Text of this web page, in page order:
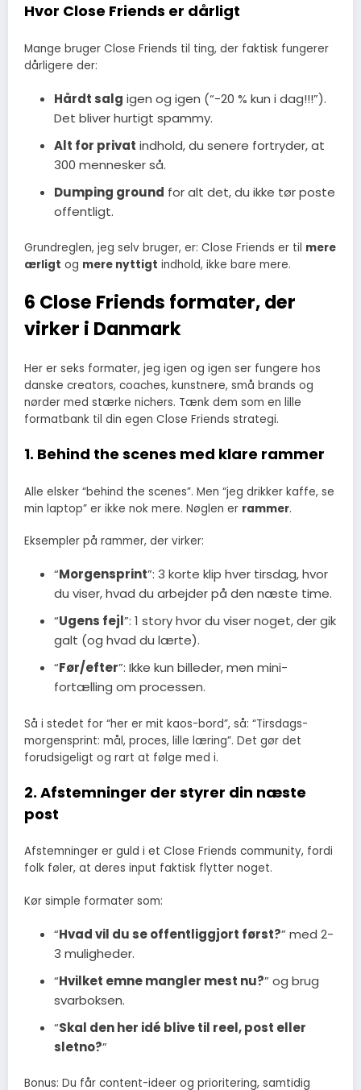
Hvor Close Friends er dårligt
Mange bruger Close Friends til ting, der faktisk fungerer
dårligere der:
Hårdt salg igen og igen (“-20 % kun i dag!!!”).
Det bliver hurtigt spammy.
Alt for privat indhold, du senere fortryder, at
300 mennesker så.
Dumping ground for alt det, du ikke tør poste
offentligt.
Grundreglen, jeg selv bruger, er: Close Friends er til mere
ærligt og mere nyttigt indhold, ikke bare mere.
6 Close Friends formater, der
virker i Danmark
Her er seks formater, jeg igen og igen ser fungere hos
danske creators, coaches, kunstnere, små brands og
nørder med stærke nichers. Tænk dem som en lille
formatbank til din egen Close Friends strategi.
1. Behind the scenes med klare rammer
Alle elsker “behind the scenes”. Men “jeg drikker kaffe, se
min laptop” er ikke nok mere. Nøglen er rammer.
Eksempler på rammer, der virker:
“Morgensprint”: 3 korte klip hver tirsdag, hvor
du viser, hvad du arbejder på den næste time.
“Ugens fejl”: 1 story hvor du viser noget, der gik
galt (og hvad du lærte).
“Før/efter”: Ikke kun billeder, men mini-
fortælling om processen.
Så i stedet for “her er mit kaos-bord”, så: “Tirsdags-
morgensprint: mål, proces, lille læring”. Det gør det
forudsigeligt og rart at følge med i.
2. Afstemninger der styrer din næste
post
Afstemninger er guld i et Close Friends community, fordi
folk føler, at deres input faktisk flytter noget.
Kør simple formater som:
“Hvad vil du se offentliggjort først?” med 2-
3 muligheder.
“Hvilket emne mangler mest nu?” og brug
svarboksen.
“Skal den her idé blive til reel, post eller
sletno?”
Bonus: Du får content-ideer og prioritering, samtidig